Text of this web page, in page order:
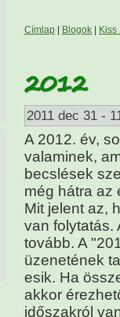
Címlap Blogok
2012
2011 dec 31 -
A 2012. év,
valaminek,
becslések
még hátra az
Mit jelent az,
van folytatás.
tovább. A
üzenetének
esik. Ha
akkor
időszakról